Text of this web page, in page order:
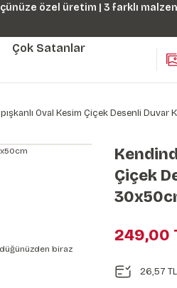
özel üretim | 3 farklı
Çok Satanlar
Oval Kesim Çiçek Desenli Duvar
biraz
Çiçek
249,00
26,57